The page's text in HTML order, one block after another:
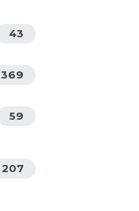
43
369
59
207